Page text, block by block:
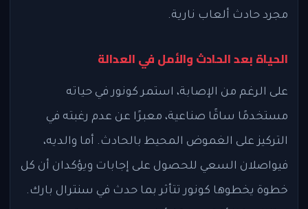
مجرد حادث ألعاب نارية.
الحياة بعد الحادث والأمل في العدالة
على الرغم من الإصابة، استمر كونور في حياته
مستخدمًا ساقًا صناعية، معبرًا عن عدم رغبته في
التركيز على الغموض المحيط بالحادث. أما والديه،
فيواصلان السعي للحصول على إجابات ويؤكدان أن كل
خطوة يخطوها كونور تتأثر بما حدث في سنترال بارك.